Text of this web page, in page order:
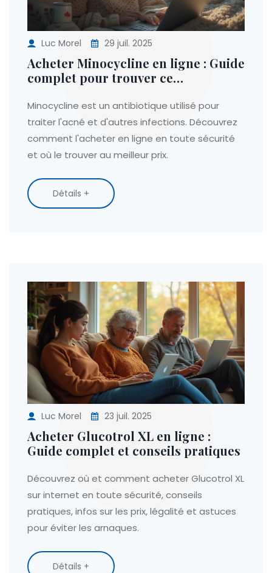
Luc Morel 29 juil. 2025
Acheter Minocycline en ligne : Guide
complet pour trouver ce
Minocycline est un antibiotique utilisé pour
traiter l'acné et d'autres infections. Découvrez
comment l'acheter en ligne en toute sécurité
et où le trouver au meilleur prix.
Détails +
Luc Morel 23 juil. 2025
Acheter Glucotrol XL en ligne :
Guide complet et conseils pratiques
Découvrez où et comment acheter Glucotrol XL
sur internet en toute sécurité, conseils
pratiques, infos sur les prix, légalité et astuces
pour éviter les arnaques.
Détails +